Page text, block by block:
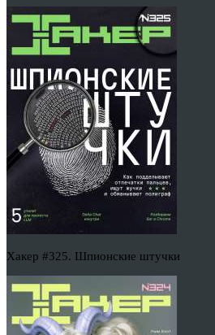
Хакер #325. Шпионские штучки